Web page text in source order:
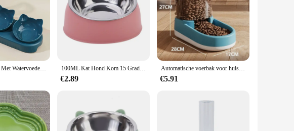
well-being of your feline companions in mind, this wholesale-friendly voerbak
it a reliable choice for frequent use. The ergonomic design allows for easy
to eat independently.
surface of the voerbak is easy to clean, preventing the buildup of bacteria
to provide your kitten with food and water wherever they are, whether it's in the
ensuring they have enough food and water to stay healthy and happy.
or an individual who wants to provide the best for your kitten, this voerbak is
as a convenient water bowl for birds. With its practical design and easy-to-clean
Huisdierbakken Met Watervoeder, 3 In 1 Oorontwerp Gekanteld Kattenwater En Voerbak Set Met Zwaartekracht Waterfles Voor Nekbescherming 100ML Kat Hond Kom 15 Graden Verhoogde Antislip Puppy Basis Kattenvoer Drinkwater Feeder Tilt Safeguard Hals voerbak Accessoires
€2.89
Automatische voerbak voor huisdieren Kattenvoerbak Dingen voor katten Puppykom Voedings- en bewateringsbenodigdheden Drinker Honden Kattenproducten
€5.91